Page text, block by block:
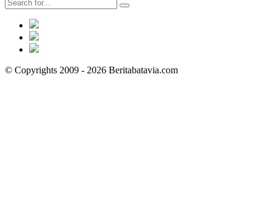
© Copyrights 2009 - 2026 Beritabatavia.com